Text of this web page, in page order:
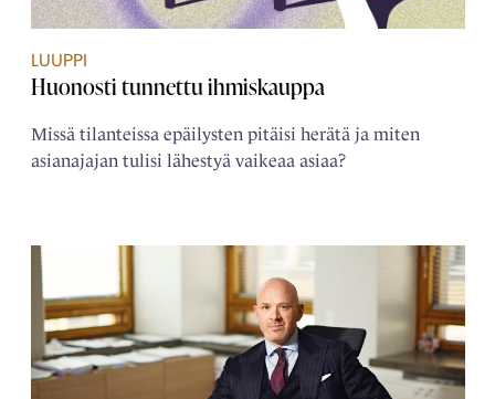
LUUPPI
Huonosti tunnettu ihmiskauppa
Missä tilanteissa epäilysten pitäisi herätä ja miten
asianajajan tulisi lähestyä vaikeaa asiaa?